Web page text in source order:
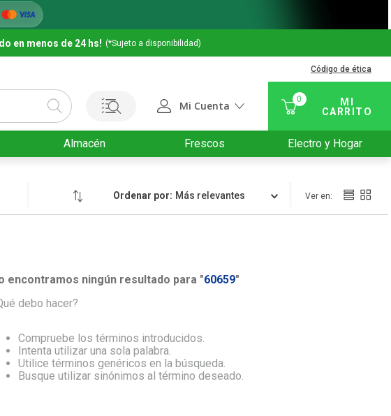
en menos de 24 hs! (*Sujeto a disponibilidad)
Código de ética
Mi Cuenta
0
Almacén Frescos Electro y Hogar
Ordenar por Relevancia
encontramos ningún resultado para "60659"
debo hacer?
Compruebe los términos introducidos.
Intenta utilizar una sola palabra.
Utilice términos genéricos en la búsqueda.
Busque utilizar sinónimos al término deseado.